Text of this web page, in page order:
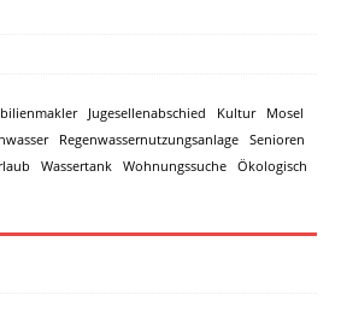
Jugesellenabschied Kultur
Mosel
Regenwassernutzungsanlage
Senioren
Wassertank Wohnungssuche Ökologisch